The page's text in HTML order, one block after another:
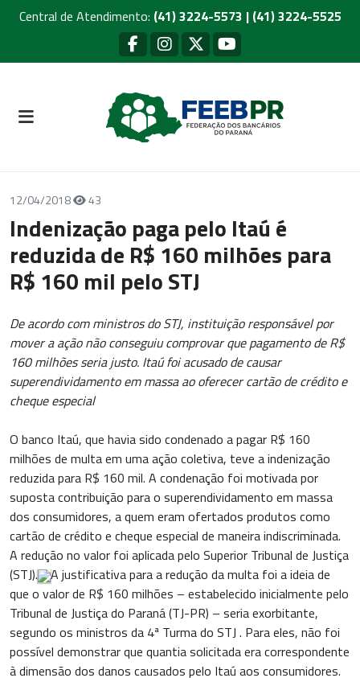
Central de Atendimento: (41) 3224-5573 | (41) 3224-5525
12/04/2018 43
Indenização paga pelo Itaú é
reduzida de R$ 160 milhões para
R$ 160 mil pelo STJ
De acordo com ministros do STJ, instituição responsável por
mover a ação não conseguiu comprovar que pagamento de R$
160 milhões seria justo. Itaú foi acusado de causar
superendividamento em massa ao oferecer cartão de crédito e
cheque especial
O banco Itaú, que havia sido condenado a pagar R$ 160
milhões de multa em uma ação coletiva, teve a indenização
reduzida para R$ 160 mil. A condenação foi motivada por
suposta contribuição para o superendividamento em massa
dos consumidores, a quem eram ofertados produtos como
cartão de crédito e cheque especial de maneira indiscriminada.
A redução no valor foi aplicada pelo Superior Tribunal de Justiça
(STJ).
A justificativa para a redução da multa foi a ideia de
que o valor de R$ 160 milhões – estabelecido inicialmente pelo
Tribunal de Justiça do Paraná (TJ-PR) – seria exorbitante,
segundo os ministros da 4ª Turma do STJ . Para eles, não foi
possível demonstrar que quantia solicitada era correspondente
à dimensão dos danos causados pelo Itaú aos consumidores.